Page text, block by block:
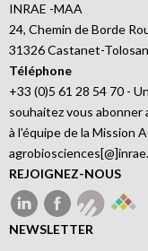
INRAE -MAA
24, Chemin de Borde
31326 Castanet-Tolosan
Téléphone
+33 (0)5 61 28 54 70 -
souhaitez vous abonner
à l'équipe de la Mission
REJOIGNEZ-NOUS
NEWSLETTER